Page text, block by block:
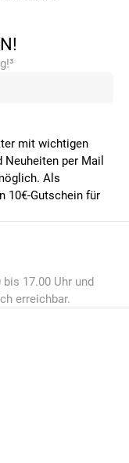
mit wichtigen
Neuheiten per Mail
Als
10€-Gutschein für
17.00 Uhr und
erreichbar.